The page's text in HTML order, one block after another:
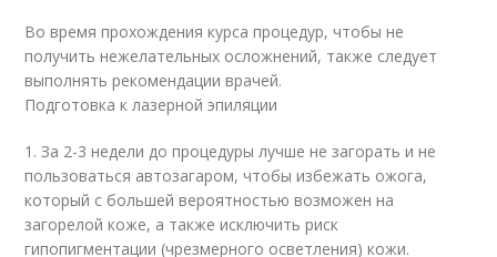
Во время прохождения курса процедур, чтобы не
получить нежелательных осложнений, также следует
выполнять рекомендации врачей.
Подготовка к лазерной эпиляции
1. За 2-3 недели до процедуры лучше не загорать и не
пользоваться автозагаром, чтобы избежать ожога,
который с большей вероятностью возможен на
загорелой коже, а также исключить риск
гипопигментации (чрезмерного осветления) кожи.